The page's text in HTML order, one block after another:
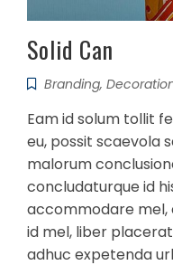
Solid Can
Branding,
Eam id solum tollit
eu, possit scaevola
malorum
concludaturque id
accommodare
id mel, liber
adhuc expetenda